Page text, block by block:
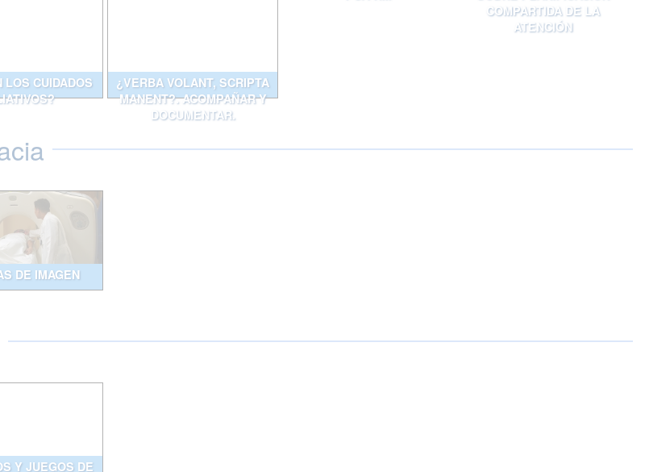
COMPARTIDA DE LA
ATENCIÓN
LOS CUIDADOS
¿VERBA VOLANT, SCRIPTA
MANENT?. ACOMPAÑAR Y
DOCUMENTAR.
DE IMAGEN
Y JUEGOS DE